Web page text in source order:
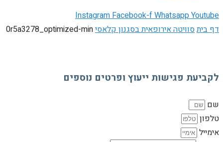
InstagramFacebook-fWhatsappYoutube
דף ביתסוויטה אירופאית בסגנון קלאסי0r5a3278_optimized-min
לקביעת פגישות ייעוץ ופרטים נוספים
שם
טלפון
אימייל